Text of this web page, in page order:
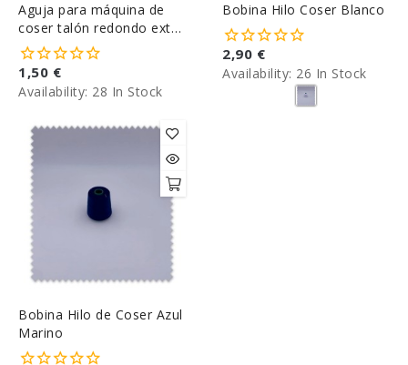
Aguja para máquina de
coser talón redondo extra
Tamaños
1,50 €
Availability: 28 In Stock
Bobina Hilo Coser Blanco
2,90 €
Availability: 26 In Stock
Bobina Hilo de Coser Azul
Marino